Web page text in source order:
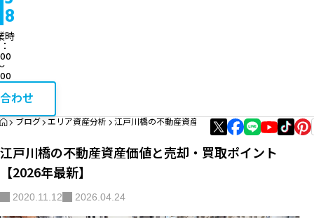
エリア資産分析
購入・リノベガイド
8
時
わせ
HOME
ブログ エリア資産分析 江戸川橋の不動産資産価値と売却・買取ポイント【
江戸川橋の不動産資産価値と売却・買取ポイント
【2026年最新】
2020.11.12 2026.04.24